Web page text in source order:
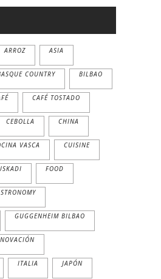
ARROZ ASIA
COUNTRY BILBAO
CAFÉ TOSTADO
CEBOLLA CHINA
VASCA CUISINE
FOOD
GUGGENHEIM BILBAO
ITALIA JAPÓN